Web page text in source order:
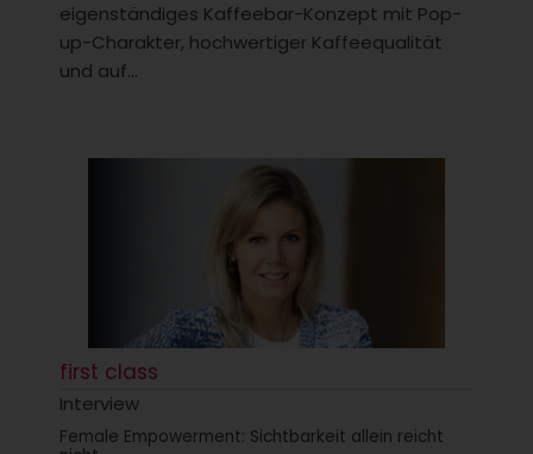
eigenständiges Kaffeebar-Konzept mit Pop-
up-Charakter, hochwertiger Kaffeequalität
und auf...
first class
Interview
Female Empowerment: Sichtbarkeit allein reicht